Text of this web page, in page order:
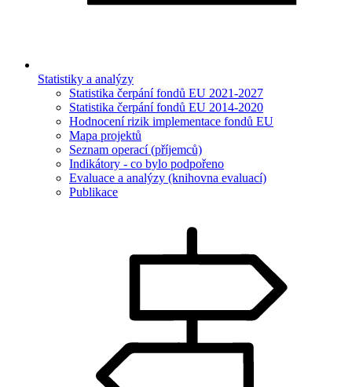
Statistiky a analýzy
Statistika čerpání fondů EU 2021-2027
Statistika čerpání fondů EU 2014-2020
Hodnocení rizik implementace fondů EU
Mapa projektů
Seznam operací (příjemců)
Indikátory - co bylo podpořeno
Evaluace a analýzy (knihovna evaluací)
Publikace